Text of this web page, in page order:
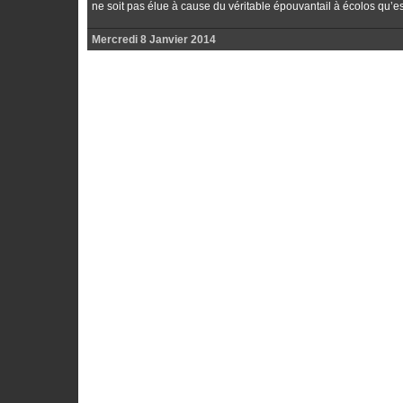
ne soit pas élue à cause du véritable épouvantail à écolos
Mercredi 8 Janvier 2014